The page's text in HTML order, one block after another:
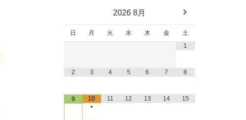
2026 8月
日 月 火 水 木 金
土
1
2 3 4 5 6 7 8
9
10
•
11 12 13 14 15